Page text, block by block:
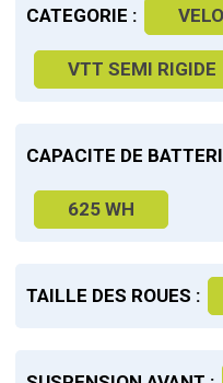
CATEGORIE :
VTT SEMI RIGIDE
CAPACITE DE
625 WH
TAILLE DES ROUES :